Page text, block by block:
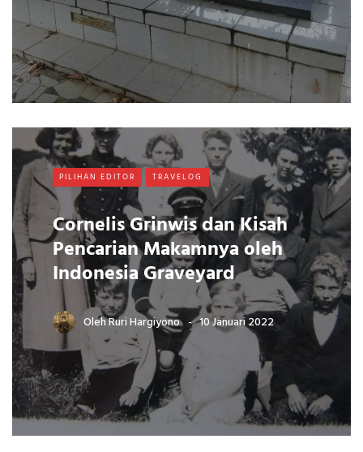
PILIHAN EDITOR TRAVELOG
Cornelis Grinwis dan Kisah
Pencarian Makamnya oleh
Indonesia Graveyard
OlehRuri Hargiyono 10 Januari 2022